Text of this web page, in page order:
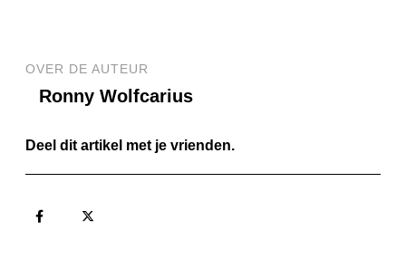
OVER DE AUTEUR
Ronny Wolfcarius
Deel dit artikel met je vrienden.